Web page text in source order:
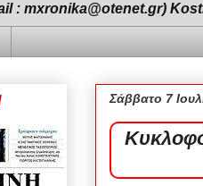
: mxronika@otenet.gr)
Σάββατο 7